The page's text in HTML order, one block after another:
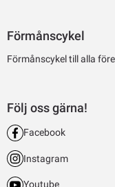
Förmånscykel
Förmånscykel till alla
Följ oss gärna!
Facebook
Instagram
Youtube